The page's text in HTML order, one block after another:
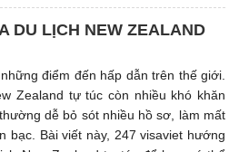
DU LỊCH NEW ZEALAND
điểm đến hấp dẫn trên thế giới.
Zealand tự túc còn nhiều khó khăn
dễ bỏ sót nhiều hồ sơ, làm mất
bạc. Bài viết này, 247 visaviet hướng